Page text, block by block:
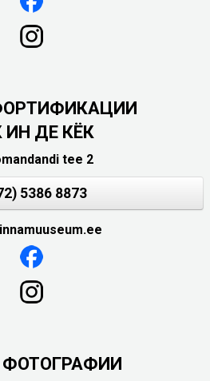
ИН ДЕ КЁК
tee 2
5386 8873
ФОТОГРАФИИ